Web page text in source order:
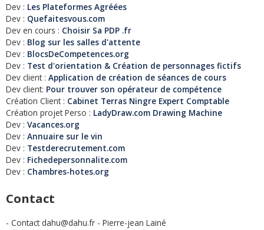
Dev : Les Plateformes Agréées
Dev : Quefaitesvous.com
Dev en cours : Choisir Sa PDP .fr
Dev : Blog sur les salles d'attente
Dev : BlocsDeCompetences.org
Dev : Test d'orientation & Création de personnages fictifs
Dev client : Application de création de séances de cours
Dev client: Pour trouver son opérateur de compétence
Création Client : Cabinet Terras Ningre Expert Comptable
Création projet Perso : LadyDraw.com Drawing Machine
Dev : Vacances.org
Dev : Annuaire sur le vin
Dev : Testderecrutement.com
Dev : Fichedepersonnalite.com
Dev : Chambres-hotes.org
Contact
- Contact dahu@dahu.fr - Pierre-jean Lainé